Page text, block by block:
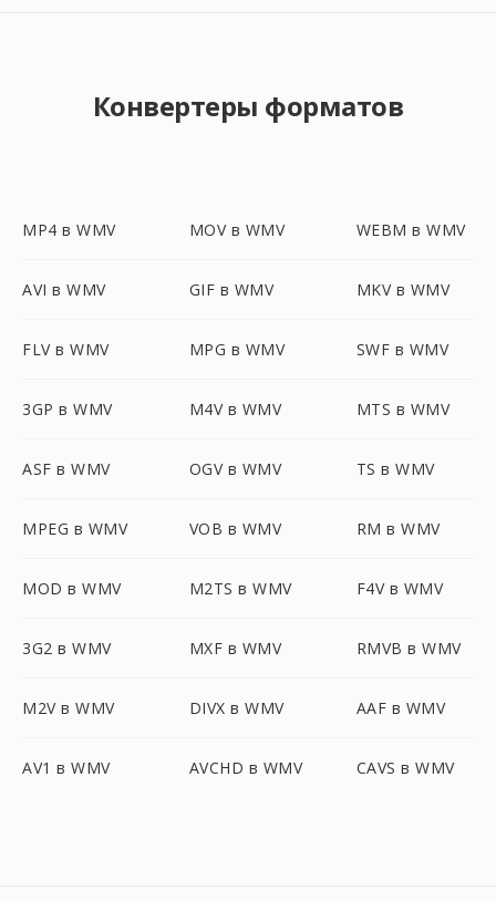
Конвертеры форматов
MP4 в WMV MOV в WMV WEBM в WMV
AVI в WMV GIF в WMV MKV в WMV
FLV в WMV MPG в WMV SWF в WMV
3GP в WMV M4V в WMV MTS в WMV
ASF в WMV OGV в WMV TS в WMV
MPEG в WMV VOB в WMV RM в WMV
MOD в WMV M2TS в WMV F4V в WMV
3G2 в WMV MXF в WMV RMVB в WMV
M2V в WMV DIVX в WMV AAF в WMV
AV1 в WMV AVCHD в WMV CAVS в WMV